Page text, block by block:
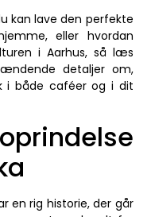
kan lave den perfekte
eller hvordan
i Aarhus, så læs
detaljer om,
i både caféer og i dit
en rig historie, der går